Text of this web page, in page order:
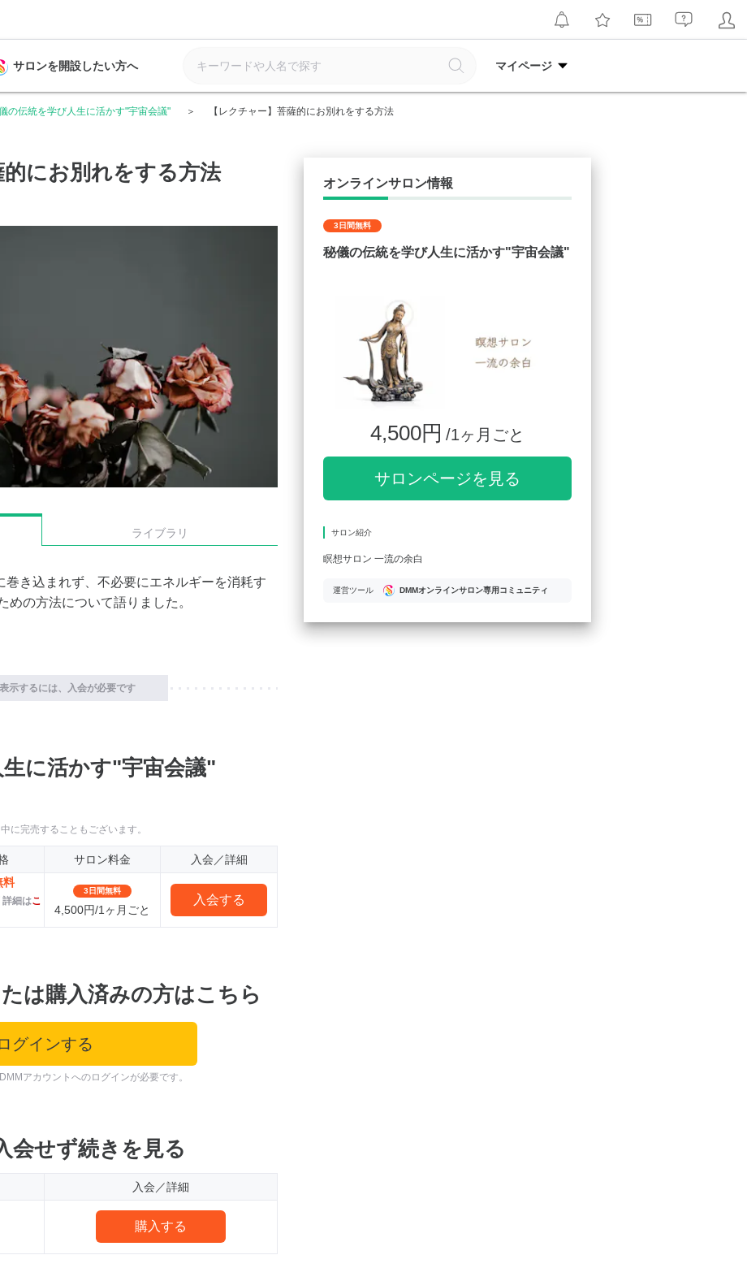
サロンを開設したい方へ マイページ
の伝統を学び人生に活かす"宇宙会議" 【レクチャー】菩薩的にお別れをする方法
的にお別れをする方法
ライブラリ
き込まれず、不必要にエネルギーを消耗す
めの方法について語りました。
示するには、入会が必要です
に活かす"宇宙会議"
に完売することもございます。
サロン料金 入会／詳細
料
細はこ
3日間無料
4,500円/1ヶ月ごと
入会する
は購入済みの方はこちら
グインする
アカウントへのログインが必要です。
会せず続きを見る
入会／詳細
購入する
オンラインサロン情報
3日間無料
秘儀の伝統を学び人生に活かす"宇宙会議"
4,500円 /1ヶ月ごと
サロンページを見る
サロン紹介
瞑想サロン 一流の余白
運営ツール DMMオンラインサロン専用コミュニティ